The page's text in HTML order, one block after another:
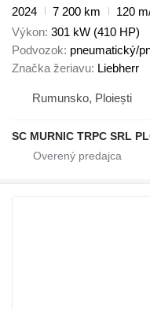
2024
7 200 km 120
Výkon 301 kW (410 HP)
Podvozok pneumatický/
Značka žeriavu Liebherr
Rumunsko, Ploiești
SC MURNIC TRPC SRL